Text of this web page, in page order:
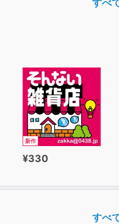
すべ
新作
¥330
すべ